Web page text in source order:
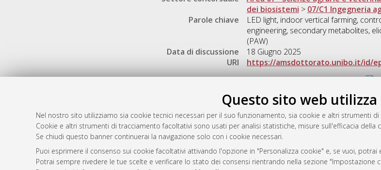
Questo sito web utilizza
Nel nostro sito utilizziamo sia cookie tecnici necessari per il suo funzionamento, sia cookie e altri strumenti
Cookie e altri strumenti di tracciamento facoltativi sono usati per analisi statistiche, misure sull'efficacia
Se chiudi questo banner continuerai la navigazione solo con i cookie necessari.
Puoi esprimere il consenso sui cookie facoltativi attivando l'opzione in "Personalizza cookie" e, se vuoi,
Potrai sempre rivedere le tue scelte e verificare lo stato dei consensi rientrando nella sezione "Impostazione
dei biosistemi > 07/C1 Ingegneria
Parole chiave
LED light, indoor vertical farming,
engineering, secondary metabolites,
(PAW)
Data di discussione
18 Giugno 2025
URI
https://amsdottorato.unibo.it/id/
Atom
Rss 1.0
Rss 2.0
AMS Dottorato
ISSN: 2038-7946
Servizio implementato e gestito da
Impostazioni Cookie
Informativa sulla privacy